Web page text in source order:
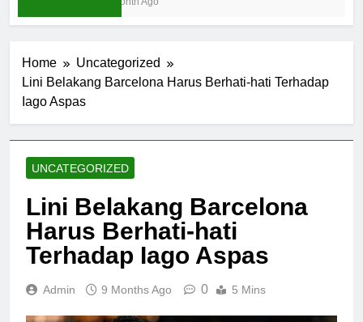
Home
Uncategorized
Lini Belakang Barcelona Harus Berhati-hati Terhadap
Iago Aspas
UNCATEGORIZED
Lini Belakang Barcelona
Harus Berhati-hati
Terhadap Iago Aspas
Admin 9 Months Ago 0 5 Mins